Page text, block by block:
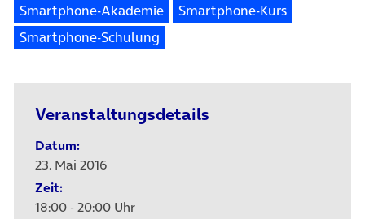
Smartphone-Akademie
Smartphone-Kurs
Smartphone-Schulung
Veranstaltungsdetails
Datum:
23. Mai 2016
Zeit:
18:00 - 20:00 Uhr